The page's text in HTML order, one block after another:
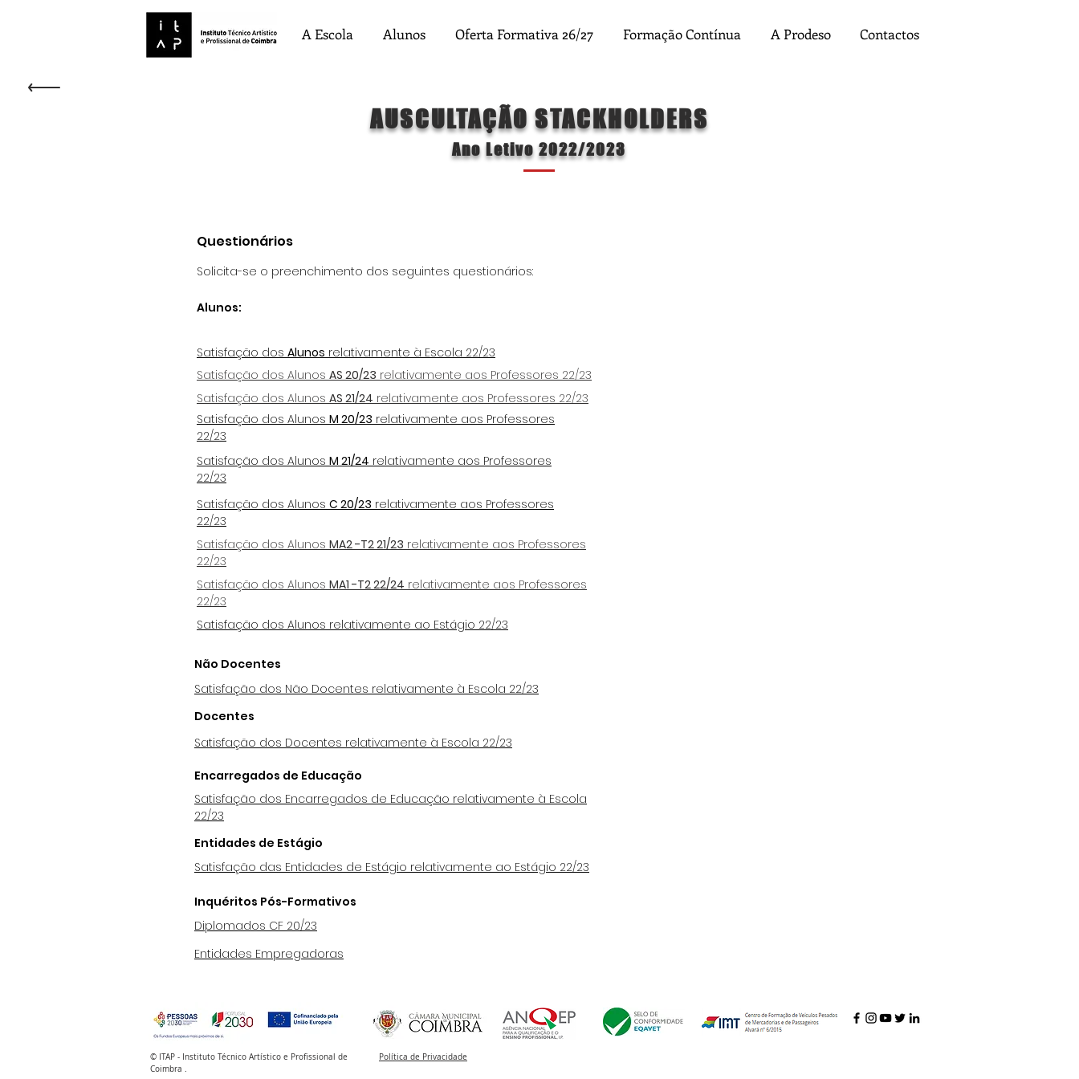
A Escola Alunos Oferta Formativa 26/27 Formação Contínua A Prodeso Contactos
AUSCULTAÇÃO STACKHOLDERS
Ano Letivo 2022/2023
Questionários
Solicita-se o preenchimento dos seguintes questionários:
Alunos:
Satisfação dos Alunos relativamente à Escola 22/23
Satisfação dos Alunos AS 20/23 relativamente aos Professores 22/23
Satisfação dos Alunos AS 21/24 relativamente aos Professores 22/23
Satisfação dos Alunos M 20/23 relativamente aos Professores
22/23
Satisfação dos Alunos M 21/24 relativamente aos Professores
22/23
Satisfação dos Alunos C 20/23 relativamente aos Professores
22/23
Satisfação dos Alunos MA2 -T2 21/23 relativamente aos Professores
22/23
Satisfação dos Alunos MA1 -T2 22/24 relativamente aos Professores
22/23
Satisfação dos Alunos relativamente ao Estágio 22/23
Não Docentes
Satisfação dos Não Docentes relativamente à Escola 22/23
Docentes
Satisfação dos Docentes relativamente à Escola 22/23
Encarregados de Educação
Satisfação dos Encarregados de Educação relativamente à Escola
22/23
Entidades de Estágio
Satisfação das Entidades de Estágio relativamente ao Estágio 22/23
Inquéritos Pós-Formativos
Diplomados CF 20/23
Entidades Empregadoras
© ITAP - Instituto Técnico Artístico e Profissional de
Coimbra .
Política de Privacidade